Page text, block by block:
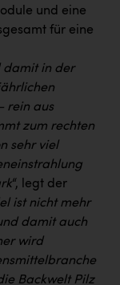
und eine
für eine
damit in der
rein aus
zum rechten
sehr viel
“, legt der
ist nicht mehr
damit auch
wird
Backwelt Pilz